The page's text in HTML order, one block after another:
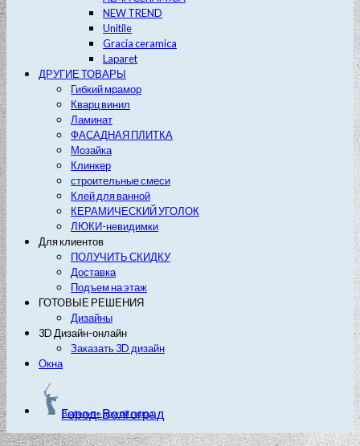
NEW TREND
Unitile
Gracia ceramica
Laparet
ДРУГИЕ ТОВАРЫ
Гибкий мрамор
Кварц винил
Ламинат
ФАСАДНАЯ ПЛИТКА
Мозайка
Клинкер
строительные смеси
Клей для ванной
КЕРАМИЧЕСКИЙ УГОЛОК
ЛЮКИ-невидимки
Для клиентов
ПОЛУЧИТЬ СКИДКУ
Доставка
Подъем на этаж
ГОТОВЫЕ РЕШЕНИЯ
Дизайны
3D Дизайн-онлайн
Заказать 3D дизайн
Окна
Город: Волгоград
Выберите другой город